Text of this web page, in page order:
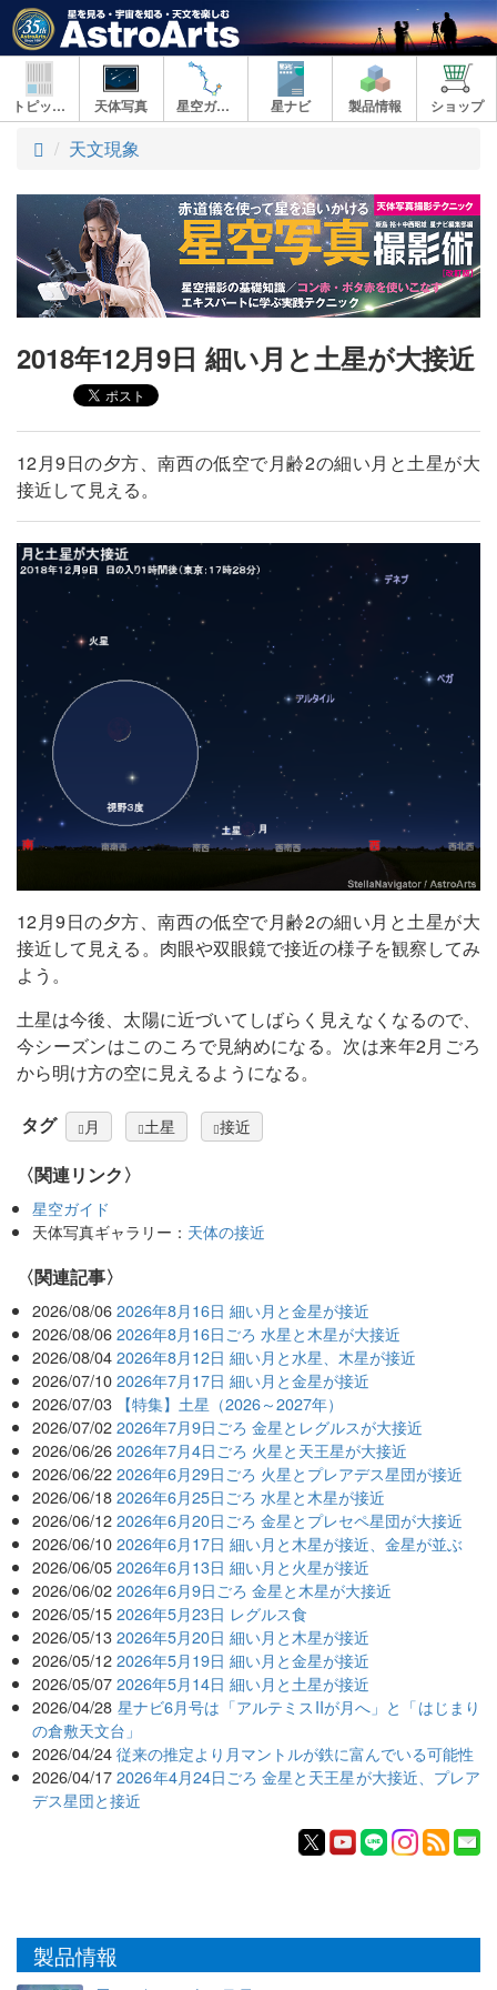
トピックス 天体写真 星空ガイド 星ナビ 製品情報 ショップ
ト
プ
天文現象
2018年12月9日 細い月と土星が大接近
12月9日の夕方、南西の低空で月齢2の細い月と土星が大
接近して見える。
12月9日の夕方、南西の低空で月齢2の細い月と土星が大
接近して見える。肉眼や双眼鏡で接近の様子を観察してみ
よう。
土星は今後、太陽に近づいてしばらく見えなくなるので、
今シーズンはこのころで見納めになる。次は来年2月ごろ
から明け方の空に見えるようになる。
タグ 月 土星 接近
〈関連リンク〉
星空ガイド
天体写真ギャラリー： 天体の接近
関連記事
2026/08/06 2026年8月16日 細い月と金星が接近
2026/08/06 2026年8月16日ごろ 水星と木星が大接近
2026/08/04 2026年8月12日 細い月と水星、木星が接近
2026/07/10 2026年7月17日 細い月と金星が接近
2026/07/03 【特集】土星（2026～2027年）
2026/07/02 2026年7月9日ごろ 金星とレグルスが大接近
2026/06/26 2026年7月4日ごろ 火星と天王星が大接近
2026/06/22 2026年6月29日ごろ 火星とプレアデス星団が接近
2026/06/18 2026年6月25日ごろ 水星と木星が接近
2026/06/12 2026年6月20日ごろ 金星とプレセペ星団が大接近
2026/06/10 2026年6月17日 細い月と木星が接近、金星が並ぶ
2026/06/05 2026年6月13日 細い月と火星が接近
2026/06/02 2026年6月9日ごろ 金星と木星が大接近
2026/05/15 2026年5月23日 レグルス食
2026/05/13 2026年5月20日 細い月と木星が接近
2026/05/12 2026年5月19日 細い月と金星が接近
2026/05/07 2026年5月14日 細い月と土星が接近
2026/04/28 星ナビ6月号は「アルテミスIIが月へ」と「はじまり
の倉敷天文台」
2026/04/24 従来の推定より月マントルが鉄に富んでいる可能性
2026/04/17 2026年4月24日ごろ 金星と天王星が大接近、プレア
デス星団と接近
製品情報